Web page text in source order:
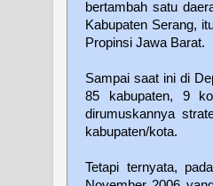
bertambah satu
Kabupaten Serang,
Propinsi Jawa Barat.
Sampai saat ini di
85 kabupaten, 9
dirumuskannya
kabupaten/kota.
Tetapi ternyata,